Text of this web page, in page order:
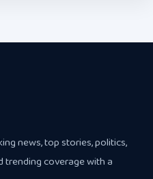
news, top stories, politics,
trending coverage with a